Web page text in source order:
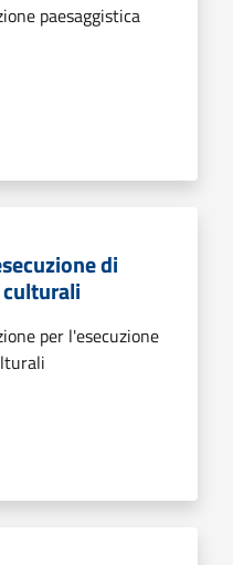
paesaggistica
di
per l'esecuzione